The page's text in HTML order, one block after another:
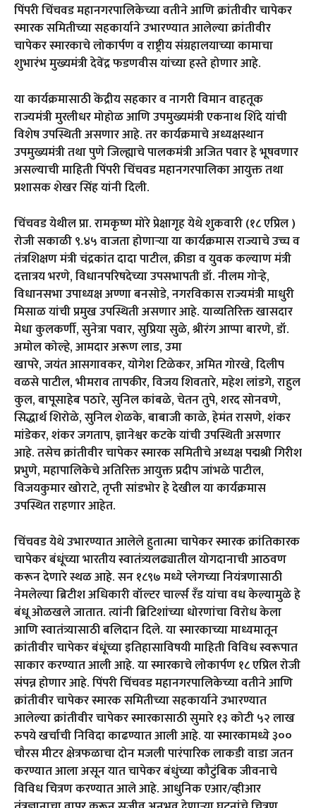
पिंपरी चिंचवड महानगरपालिकेच्या वतीने आणि क्रांतीवीर चापेकर
स्मारक समितीच्या सहकार्याने उभारण्यात आलेल्या क्रांतीवीर
चापेकर स्मारकाचे लोकार्पण व राष्ट्रीय संग्रहालयाच्या कामाचा
शुभारंभ मुख्यमंत्री देवेंद्र फडणवीस यांच्या हस्ते होणार आहे.
या कार्यक्रमासाठी केंद्रीय सहकार व नागरी विमान वाहतूक
राज्यमंत्री मुरलीधर मोहोळ आणि उपमुख्यमंत्री एकनाथ शिंदे यांची
विशेष उपस्थिती असणार आहे. तर कार्यक्रमाचे अध्यक्षस्थान
उपमुख्यमंत्री तथा पुणे जिल्ह्याचे पालकमंत्री अजित पवार हे भूषवणार
असल्याची माहिती पिंपरी चिंचवड महानगरपालिका आयुक्त तथा
प्रशासक शेखर सिंह यांनी दिली.
चिंचवड येथील प्रा. रामकृष्ण मोरे प्रेक्षागृह येथे शुकवारी (१८ एप्रिल )
रोजी सकाळी ९.४५ वाजता होणाऱ्या या कार्यक्रमास राज्याचे उच्च व
तंत्रशिक्षण मंत्री चंद्रकांत दादा पाटील, क्रीडा व युवक कल्याण मंत्री
दत्तात्रय भरणे, विधानपरिषदेच्या उपसभापती डॉ. नीलम गोऱ्हे,
विधानसभा उपाध्यक्ष अण्णा बनसोडे, नगरविकास राज्यमंत्री माधुरी
मिसाळ यांची प्रमुख उपस्थिती असणार आहे. याव्यतिरिक्त खासदार
मेधा कुलकर्णी, सुनेत्रा पवार, सुप्रिया सुळे, श्रीरंग आप्पा बारणे, डॉ.
अमोल कोल्हे, आमदार अरूण लाड, उमा
खापरे, जयंत आसगावकर, योगेश टिळेकर, अमित गोरखे, दिलीप
वळसे पाटील, भीमराव तापकीर, विजय शिवतारे, महेश लांडगे, राहुल
कुल, बापूसाहेब पठारे, सुनिल कांबळे, चेतन तुपे, शरद सोनवणे,
सिद्धार्थ शिरोळे, सुनिल शेळके, बाबाजी काळे, हेमंत रासणे, शंकर
मांडेकर, शंकर जगताप, ज्ञानेश्वर कटके यांची उपस्थिती असणार
आहे. तसेच क्रांतीवीर चापेकर स्मारक समितीचे अध्यक्ष पद्मश्री गिरीश
प्रभुणे, महापालिकेचे अतिरिक्त आयुक्त प्रदीप जांभळे पाटील,
विजयकुमार खोराटे, तृप्ती सांडभोर हे देखील या कार्यक्रमास
उपस्थित राहणार आहेत.
चिंचवड येथे उभारण्यात आलेले हुतात्मा चापेकर स्मारक क्रांतिकारक
चापेकर बंधूंच्या भारतीय स्वातंत्र्यलढ्यातील योगदानाची आठवण
करून देणारे स्थळ आहे. सन १८९७ मध्ये प्लेगच्या नियंत्रणासाठी
नेमलेल्या ब्रिटीश अधिकारी वॉल्टर चार्ल्स रँड यांचा वध केल्यामुळे हे
बंधू ओळखले जातात. त्यांनी ब्रिटिशांच्या धोरणांचा विरोध केला
आणि स्वातंत्र्यासाठी बलिदान दिले. या स्मारकाच्या माध्यमातून
क्रांतीवीर चापेकर बंधूंच्या इतिहासाविषयी माहिती विविध स्वरूपात
साकार करण्यात आली आहे. या स्मारकाचे लोकार्पण १८ एप्रिल रोजी
संपन्न होणार आहे. पिंपरी चिंचवड महानगरपालिकेच्या वतीने आणि
क्रांतीवीर चापेकर स्मारक समितीच्या सहकार्याने उभारण्यात
आलेल्या क्रांतीवीर चापेकर स्मारकासाठी सुमारे १३ कोटी ५२ लाख
रुपये खर्चाची निविदा काढण्यात आली आहे. या स्मारकामध्ये ३००
चौरसमीटर क्षेत्रफळाचा दोन मजली पारंपारिक लाकडी वाडा जतन
करण्यात आला असून यात चापेकर बंधुंच्या कौटुंबिक जीवनाचे
विविध चित्रण करण्यात आले आहे. आधुनिक एआर/व्हीआर